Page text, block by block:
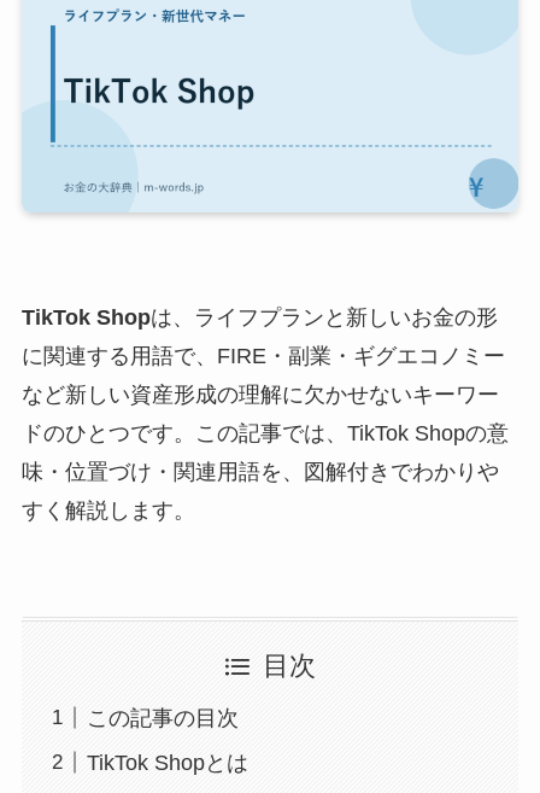
TikTok Shopは、ライフプランと新しいお金の形
に関連する用語で、FIRE・副業・ギグエコノミー
など新しい資産形成の理解に欠かせないキーワー
ドのひとつです。この記事では、TikTok Shopの意
味・位置づけ・関連用語を、図解付きでわかりや
すく解説します。
目次
この記事の目次
TikTok Shopとは